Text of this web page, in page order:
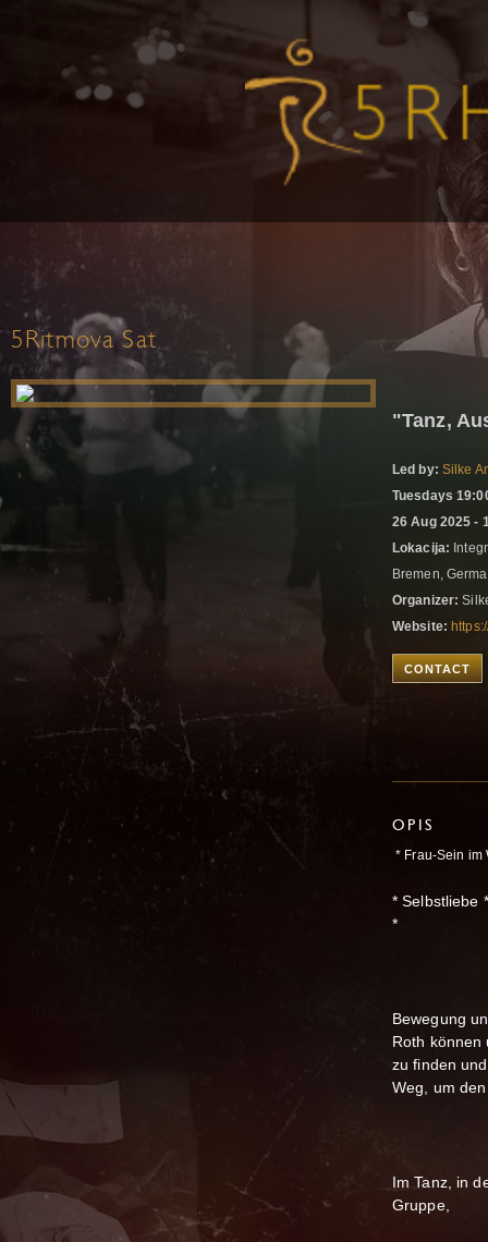
5Ritmova Sat
"Tanz,
Led by: Silke
Tuesdays
26 Aug 2025 -
Lokacija:
Bremen,
Organizer:
Website:
CONTACT
OPIS
* Frau-Sein im
* Selbstliebe
*
Bewegung
Roth können
zu finden
Weg, um
Im Tanz, in
Gruppe,